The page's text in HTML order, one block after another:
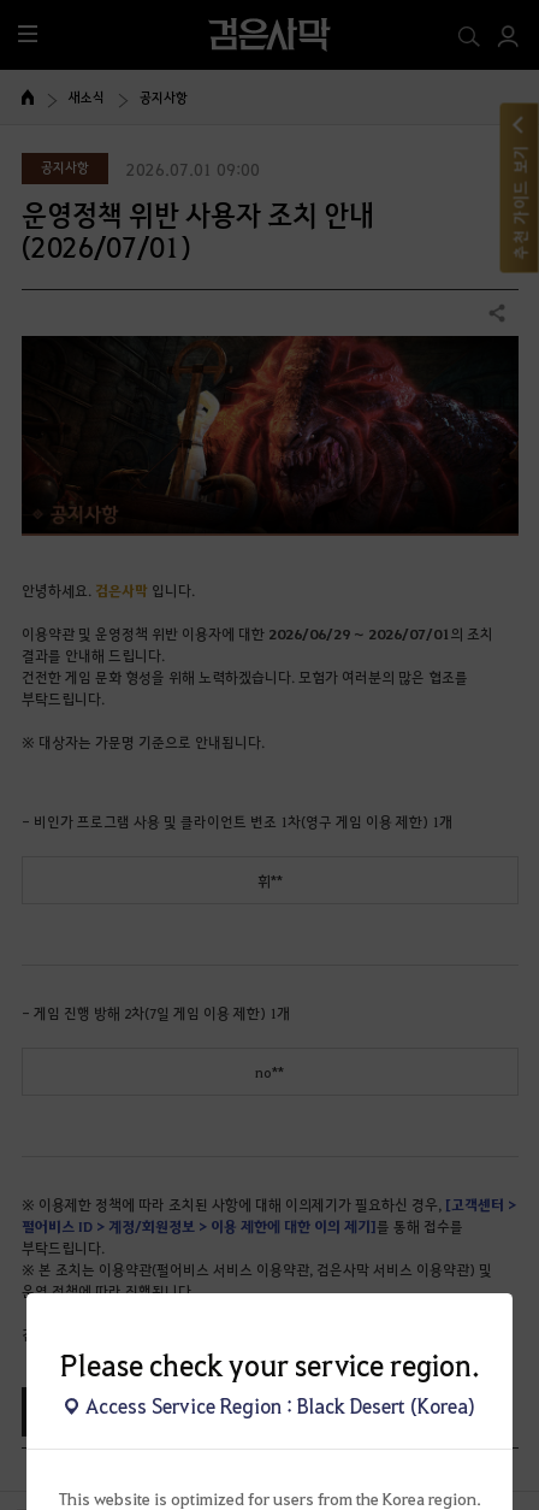
Please check your service region.
Access Service Region : Black Desert (Korea)
This website is optimized for users from the Korea region.
전
체
메
새소식 공지사항
공지사항 2026.07.01 09:00
운영정책 위반 사용자 조치 안내
(2026/07/01)
공유하기
안녕하세요. 검은사막 입니다.
이용약관 및 운영정책 위반 이용자에 대한 2026/06/29 ~ 2026/07/01의 조치
결과를 안내해 드립니다.
건전한 게임 문화 형성을 위해 노력하겠습니다. 모험가 여러분의 많은 협조를
부탁드립니다.
※ 대상자는 가문명 기준으로 안내됩니다.
- 비인가 프로그램 사용 및 클라이언트 변조 1차(영구 게임 이용 제한) 1개
휘**
- 게임 진행 방해 2차(7일 게임 이용 제한) 1개
no**
※ 이용제한 정책에 따라 조치된 사항에 대해 이의제기가 필요하신 경우, [고객센터 >
펄어비스 ID > 계정/회원정보 > 이용 제한에 대한 이의 제기]를 통해 접수를
부탁드립니다.
※ 본 조치는 이용약관(펄어비스 서비스 이용약관, 검은사막 서비스 이용약관) 및
운영 정책에 따라 진행됩니다.
감사합니다.
목록보기
추천 가이드 보기